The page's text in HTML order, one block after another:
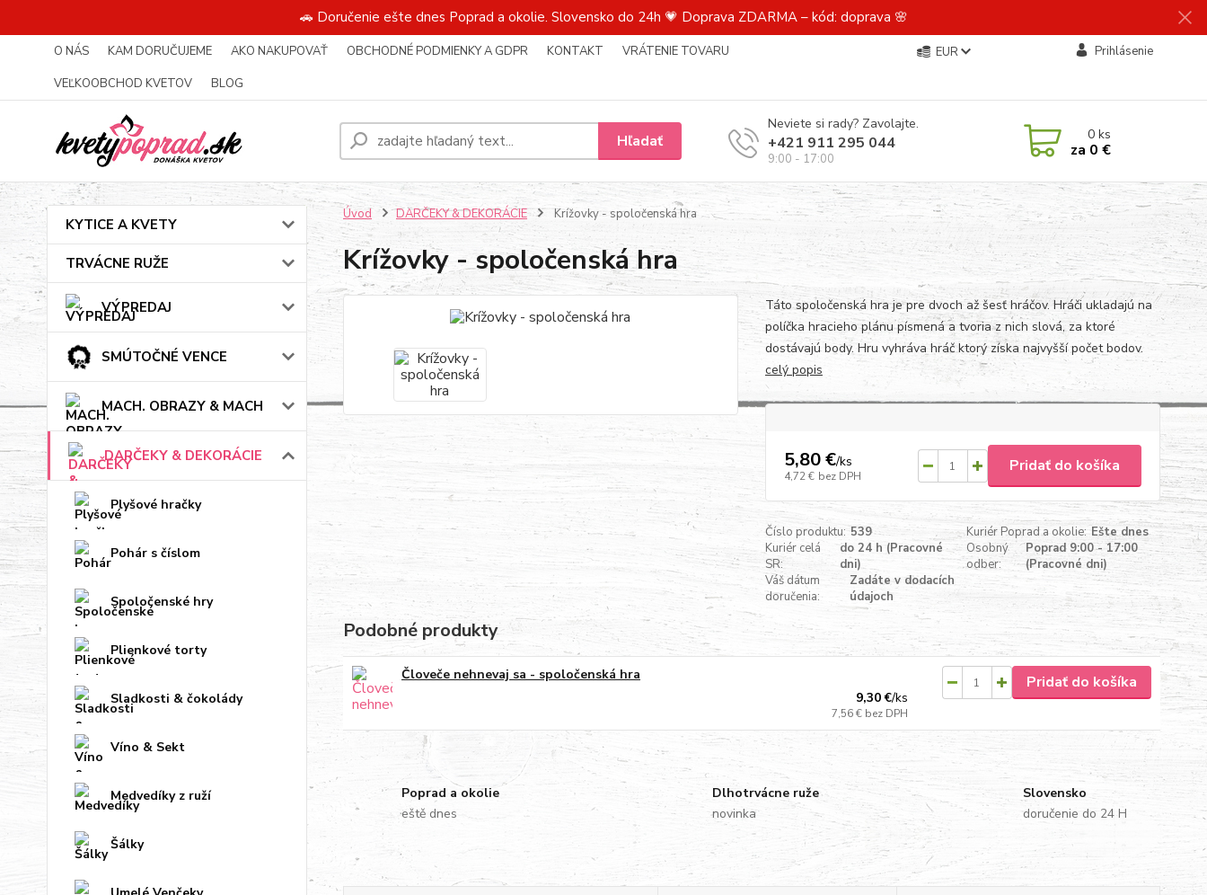
🚗 Doručenie ešte dnes Poprad a okolie. Slovensko do 24h 💗 Doprava ZDARMA – kód: doprava 🌸
O NÁS KAM DORUČUJEME AKO NAKUPOVAŤ OBCHODNÉ PODMIENKY A GDPR KONTAKT
VRÁTENIE TOVARU
VEĽKOOBCHOD KVETOV
BLOG
EUR Prihlásenie
Hľadať
Neviete si rady? Zavolajte.
+421 911 295 044
9:00 - 17:00
0ks
za 0 €
KYTICE A KVETY
TRVÁCNE RUŽE
VÝPREDAJ
SMÚTOČNÉ VENCE
MACH. OBRAZY & MACH
DARČEKY & DEKORÁCIE
Plyšové hračky
Pohár s číslom
Spoločenské hry
Plienkové torty
Sladkosti & čokolády
Víno & Sekt
Medvedíky z ruží
Šálky
Úvod DARČEKY & DEKORÁCIE Krížovky - spoločenská hra
Krížovky - spoločenská hra
Táto spoločenská hra je pre dvoch až šesť hráčov. Hráči ukladajú na
políčka hracieho plánu písmená a tvoria z nich slová, za ktoré
dostávajú body. Hru vyhráva hráč ktorý získa najvyšší počet bodov.
celý popis
5,80 €/ks
4,72 € bez DPH
Pridať do košíka
Číslo produktu: 539 Kuriér Poprad a okolie: Ešte dnes
Kuriér celá
SR:
do 24 h (Pracovné
dni)
Osobný
odber:
Poprad 9:00 - 17:00
(Pracovné dni)
Váš dátum
doručenia:
Zadáte v dodacích
údajoch
Podobné produkty
Človeče nehnevaj sa - spoločenská hra
9,30 €/ks
7,56 € bez DPH
Pridať do košíka
Poprad a okolie
eště dnes
Dlhotrvácne ruže
novinka
Slovensko
doručenie do 24 H